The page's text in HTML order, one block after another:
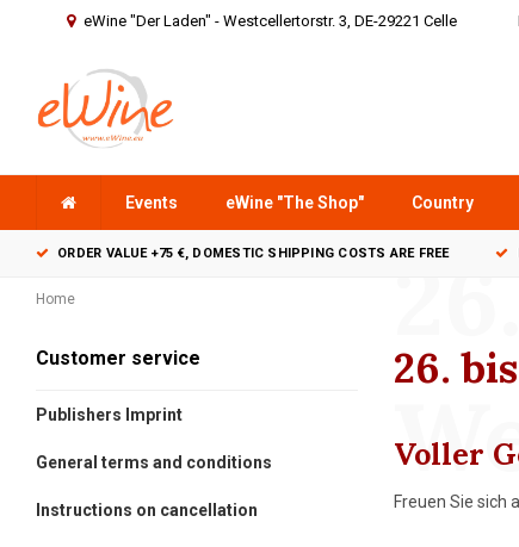
eWine "Der Laden" - Westcellertorstr. 3, DE-29221 Celle
Events eWine "The Shop" Country
ORDER VALUE +75 €, DOMESTIC SHIPPING COSTS ARE FREE
Home
Customer service
Publishers Imprint
General terms and conditions
Instructions on cancellation
26.
Voller
Freuen Sie sich